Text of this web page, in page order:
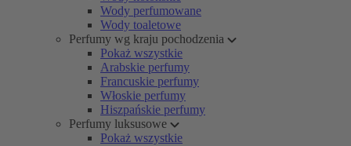
Wody perfumowane
Wody toaletowe
Perfumy wg kraju pochodzenia
Pokaż wszystkie
Arabskie perfumy
Francuskie perfumy
Włoskie perfumy
Hiszpańskie perfumy
Perfumy luksusowe
Pokaż wszystkie